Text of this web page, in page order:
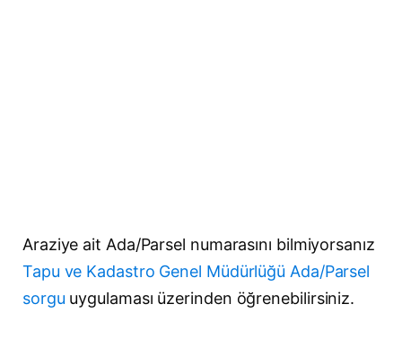
Araziye ait Ada/Parsel numarasını bilmiyorsanız
Tapu ve Kadastro Genel Müdürlüğü Ada/Parsel
sorgu uygulaması üzerinden öğrenebilirsiniz.